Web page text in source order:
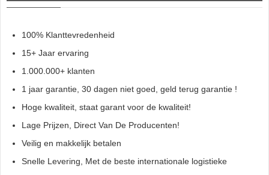
100% Klanttevredenheid
15+ Jaar ervaring
1.000.000+ klanten
1 jaar garantie, 30 dagen niet goed, geld terug garantie !
Hoge kwaliteit, staat garant voor de kwaliteit!
Lage Prijzen, Direct Van De Producenten!
Veilig en makkelijk betalen
Snelle Levering, Met de beste internationale logistieke